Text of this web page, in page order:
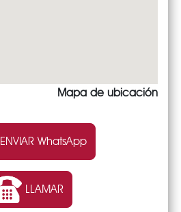
Mapa de ubicación
ENVIAR WhatsApp
LLAMAR